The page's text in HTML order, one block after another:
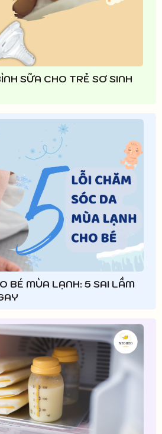
SỮA CHO TRẺ SƠ SINH
BÉ MÙA LẠNH: 5 SAI LẦM